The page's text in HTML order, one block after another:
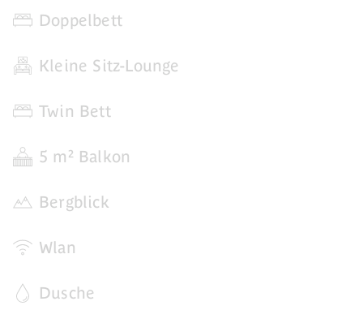
Doppelbett
Kleine Sitz-Lounge
Twin Bett
5 m² Balkon
Bergblick
Wlan
Dusche